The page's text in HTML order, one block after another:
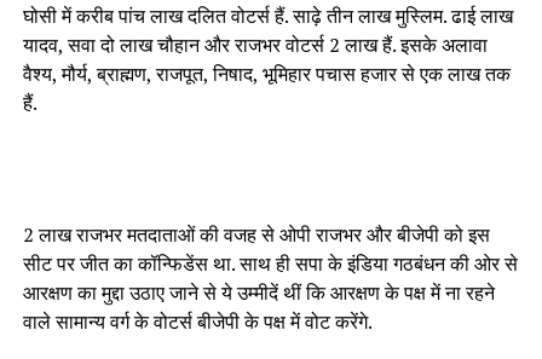
घोसी में करीब पांच लाख दलित वोटर्स हैं. साढ़े तीन लाख मुस्लिम. ढाई लाख
यादव, सवा दो लाख चौहान और राजभर वोटर्स 2 लाख हैं. इसके अलावा
वैश्य, मौर्य, ब्राह्मण, राजपूत, निषाद, भूमिहार पचास हजार से एक लाख तक
हैं.
2 लाख राजभर मतदाताओं की वजह से ओपी राजभर और बीजेपी को इस
सीट पर जीत का कॉन्फिडेंस था. साथ ही सपा के इंडिया गठबंधन की ओर से
आरक्षण का मुद्दा उठाए जाने से ये उम्मीदें थीं कि आरक्षण के पक्ष में ना रहने
वाले सामान्य वर्ग के वोटर्स बीजेपी के पक्ष में वोट करेंगे.